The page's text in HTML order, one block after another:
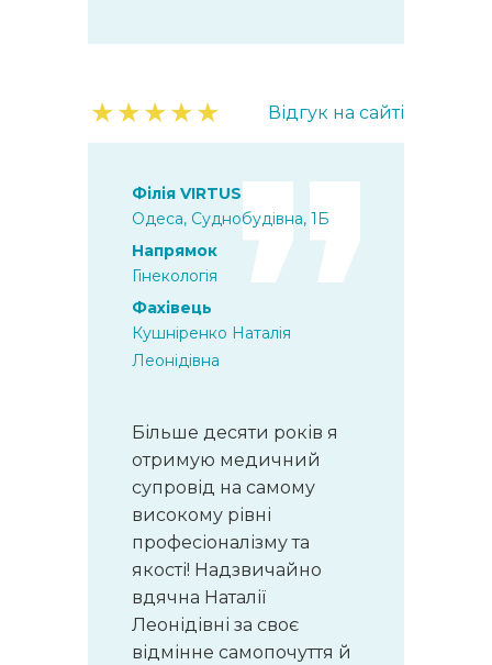
★★★★★ Відгук на сайті
Філія VIRTUS
Одеса, Суднобудівна, 1Б
Напрямок
Гінекологія
Фахівець
Кушніренко Наталія
Леонідівна
Більше десяти років я
отримую медичний
супровід на самому
високому рівні
професіоналізму та
якості! Надзвичайно
вдячна Наталії
Леонідівні за своє
відмінне самопочуття й